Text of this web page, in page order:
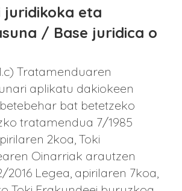
juridikoka eta
/ Base juridica o
Tratamenduaren
aplikatu dakiokeen
bat betetzeko
tratamendua 7/1985
2koa, Toki
Oinarriak arautzen
2016 Legea, apirilaren 7koa,